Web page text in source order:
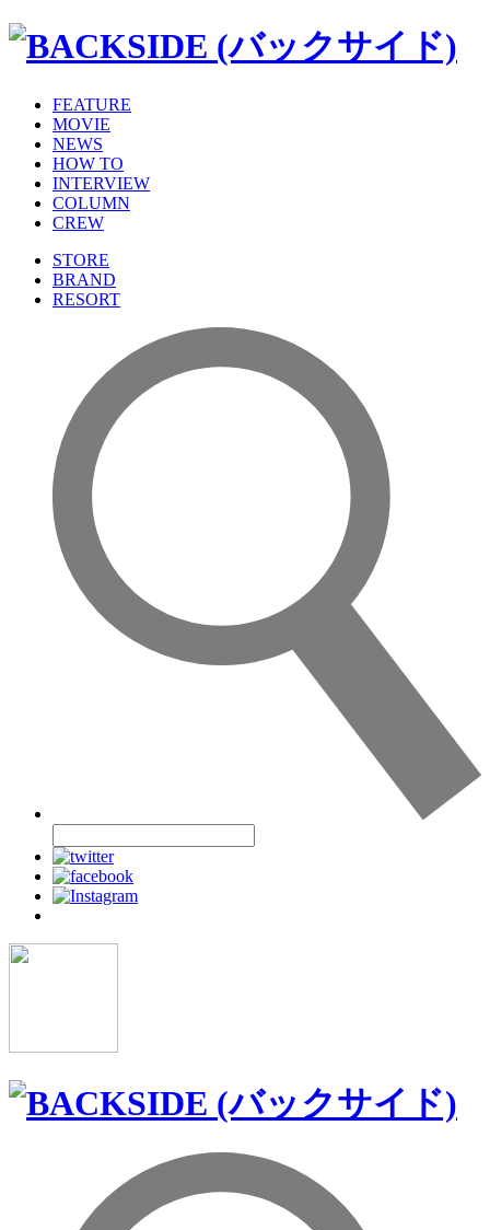
FEATURE
MOVIE
NEWS
HOW TO
INTERVIEW
COLUMN
CREW
STORE
BRAND
RESORT